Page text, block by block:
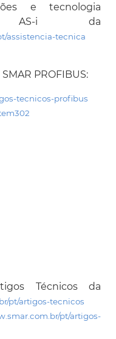
e tecnologia
AS-i da
assistencia-tecnica
PROFIBUS:
tecnicos-profibus
Técnicos da
pt/artigos-tecnicos
pt/artigos-